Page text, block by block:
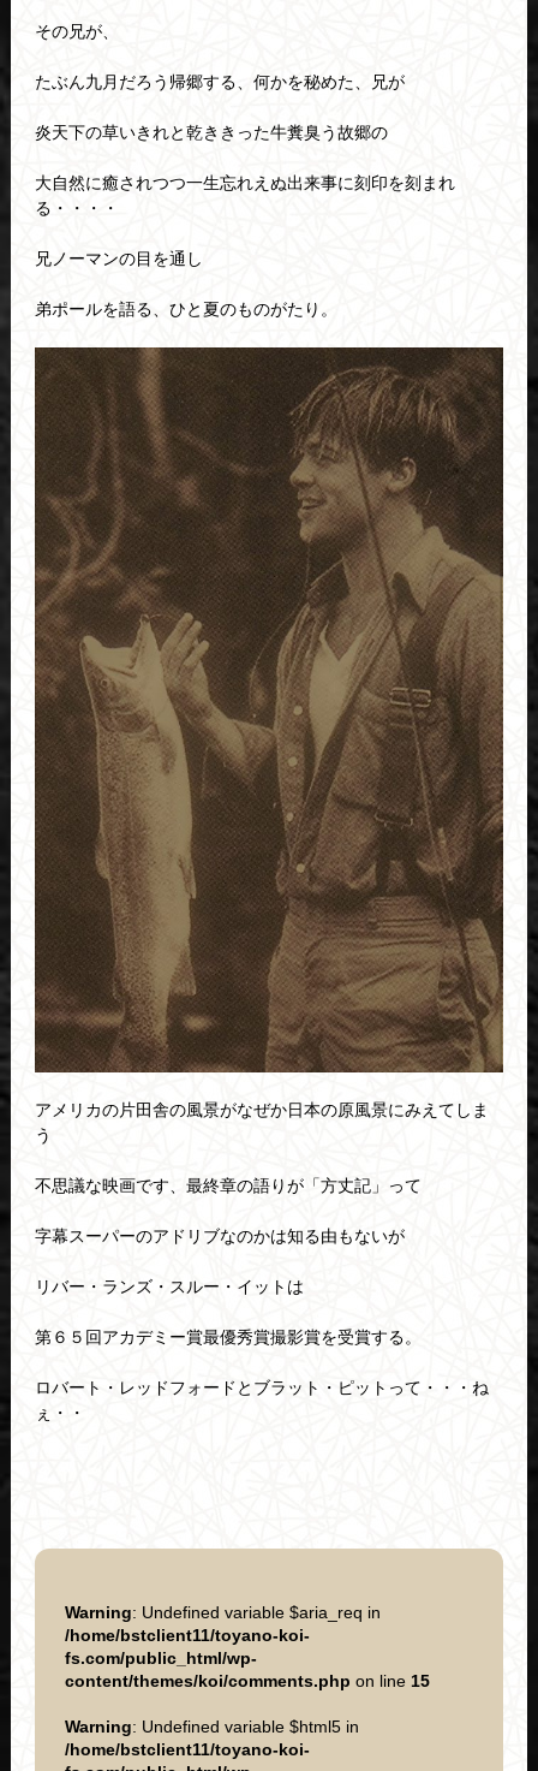
その兄が、
たぶん九月だろう帰郷する、何かを秘めた、兄が
炎天下の草いきれと乾ききった牛糞臭う故郷の
大自然に癒されつつ一生忘れえぬ出来事に刻印を刻まれ
る・・・・
兄ノーマンの目を通し
弟ポールを語る、ひと夏のものがたり。
アメリカの片田舎の風景がなぜか日本の原風景にみえてしま
う
不思議な映画です、最終章の語りが「方丈記」って
字幕スーパーのアドリブなのかは知る由もないが
リバー・ランズ・スルー・イットは
第６５回アカデミー賞最優秀賞撮影賞を受賞する。
ロバート・レッドフォードとブラット・ピットって・・・ね
ぇ・・
Warning: Undefined variable $aria_req in
/home/bstclient11/toyano-koi-
fs.com/public_html/wp-
content/themes/koi/comments.php on line 15
Warning: Undefined variable $html5 in
/home/bstclient11/toyano-koi-